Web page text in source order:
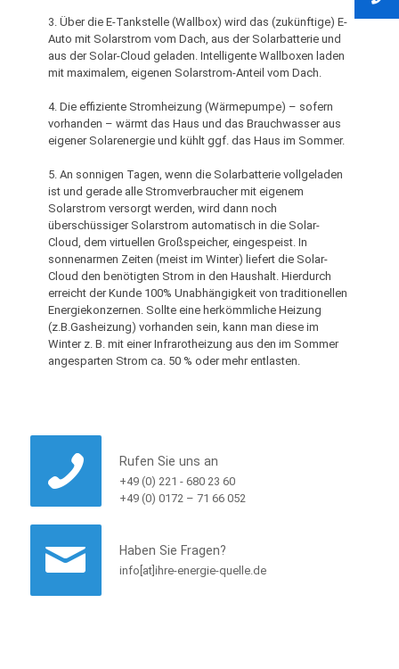
3. Über die E-Tankstelle (Wallbox) wird das (zukünftige) E-
Auto mit Solarstrom vom Dach, aus der Solarbatterie und
aus der Solar-Cloud geladen. Intelligente Wallboxen laden
mit maximalem, eigenen Solarstrom-Anteil vom Dach.
4. Die effiziente Stromheizung (Wärmepumpe) – sofern
vorhanden – wärmt das Haus und das Brauchwasser aus
eigener Solarenergie und kühlt ggf. das Haus im Sommer.
5. An sonnigen Tagen, wenn die Solarbatterie vollgeladen
ist und gerade alle Stromverbraucher mit eigenem
Solarstrom versorgt werden, wird dann noch
überschüssiger Solarstrom automatisch in die Solar-
Cloud, dem virtuellen Großspeicher, eingespeist. In
sonnenarmen Zeiten (meist im Winter) liefert die Solar-
Cloud den benötigten Strom in den Haushalt. Hierdurch
erreicht der Kunde 100% Unabhängigkeit von traditionellen
Energiekonzernen. Sollte eine herkömmliche Heizung
(z.B.Gasheizung) vorhanden sein, kann man diese im
Winter z. B. mit einer Infrarotheizung aus den im Sommer
angesparten Strom ca. 50 % oder mehr entlasten.
Rufen Sie uns an
+49 (0) 221 - 680 23 60
+49 (0) 0172 – 71 66 052
Haben Sie Fragen?
info[at]ihre-energie-quelle.de